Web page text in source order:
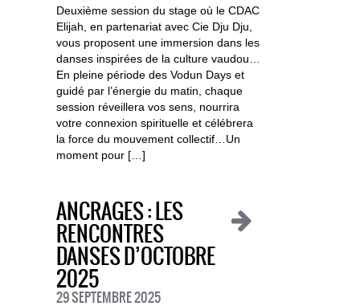
Deuxième session du stage où le CDAC
Elijah, en partenariat avec Cie Dju Dju,
vous proposent une immersion dans les
danses inspirées de la culture vaudou…
En pleine période des Vodun Days et
guidé par l’énergie du matin, chaque
session réveillera vos sens, nourrira
votre connexion spirituelle et célébrera
la force du mouvement collectif…Un
moment pour […]
ANCRAGES : LES
RENCONTRES
DANSES D’OCTOBRE
2025
29 SEPTEMBRE 2025